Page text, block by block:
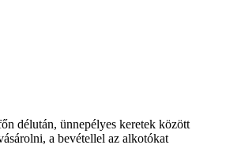
délután, ünnepélyes keretek között
a bevétellel az alkotókat